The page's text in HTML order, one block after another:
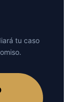
tu caso